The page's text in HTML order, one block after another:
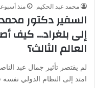
محمد عبد الحكيم منذ
السفير دكتور
إلى بلغراد… كيف
العالم الثالث؟
لم يقتصر تأثير جمال عبد
امتد إلى النظام الدولي